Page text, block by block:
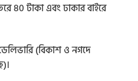
80 টাকা এবং ঢাকার বাইরে
(বিকাশ ও নগদে